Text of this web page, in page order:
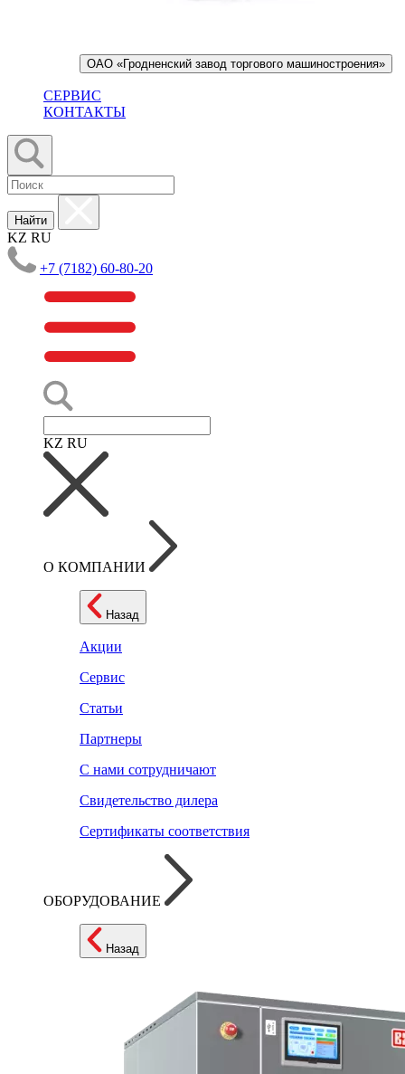
ОАО «Гродненский завод торгового машиностроения»
СЕРВИС
КОНТАКТЫ
Найти
KZ RU
+7 (7182) 60-80-20
KZ RU
О КОМПАНИИ
Назад
Акции
Сервис
Статьи
Партнеры
С нами сотрудничают
Свидетельство дилера
Сертификаты соответствия
ОБОРУДОВАНИЕ
Назад